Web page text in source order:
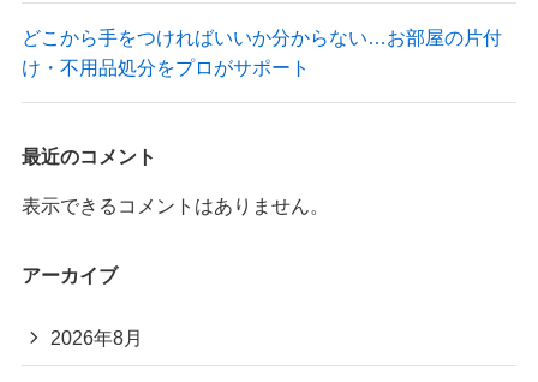
どこから手をつければいいか分からない…お部屋の片付
け・不用品処分をプロがサポート
最近のコメント
表示できるコメントはありません。
アーカイブ
2026年8月